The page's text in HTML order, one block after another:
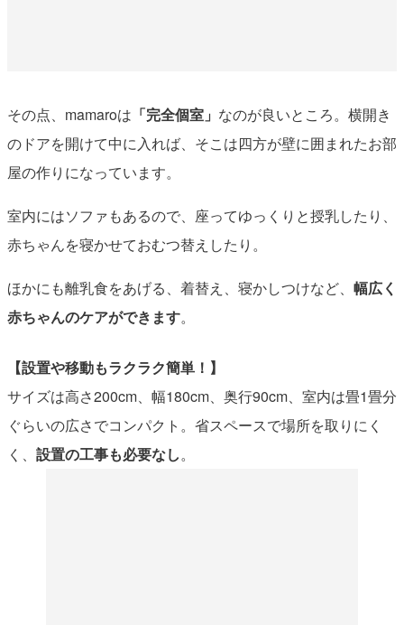
その点、mamaroは 「完全個室」 なのが良いところ。横開き
のドアを開けて中に入れば、そこは四方が壁に囲まれたお部
屋の作りになっています。
室内にはソファもあるので、座ってゆっくりと授乳したり、
赤ちゃんを寝かせておむつ替えしたり。
ほかにも離乳食をあげる、着替え、寝かしつけなど、 幅広く
赤ちゃんのケアができます。
【設置や移動もラクラク簡単！】
サイズは高さ200cm、幅180cm、奥行90cm、室内は畳1畳分
ぐらいの広さでコンパクト。省スペースで場所を取りにく
く、 設置の工事も必要なし。